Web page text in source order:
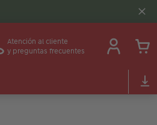
Atención al cliente
y preguntas frecuentes